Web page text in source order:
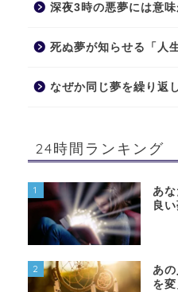
深夜3時の悪夢には意味
死ぬ夢が知らせる「人
なぜか同じ夢を繰り返
24時間ランキング
1
あ
良
2
あ
を